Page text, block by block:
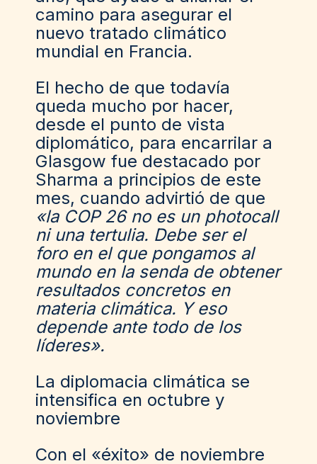
camino para asegurar el
nuevo tratado climático
mundial en Francia.
El hecho de que todavía
queda mucho por hacer,
desde el punto de vista
diplomático, para encarrilar a
Glasgow fue destacado por
Sharma a principios de este
mes, cuando advirtió de que
«la COP 26 no es un photocall
ni una tertulia. Debe ser el
foro en el que pongamos al
mundo en la senda de obtener
resultados concretos en
materia climática. Y eso
depende ante todo de los
líderes».
La diplomacia climática se
intensifica en octubre y
noviembre
Con el «éxito» de noviembre